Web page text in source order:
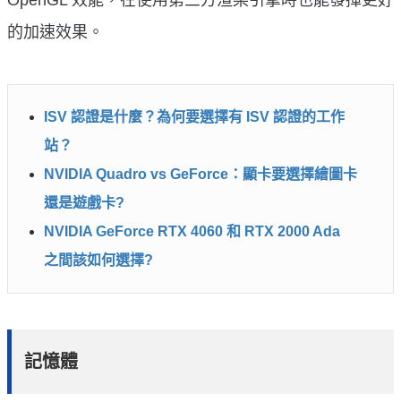
的加速效果。
ISV 認證是什麼？為何要選擇有 ISV 認證的工作
站？
NVIDIA Quadro vs GeForce：顯卡要選擇繪圖卡
還是遊戲卡?
NVIDIA GeForce RTX 4060 和 RTX 2000 Ada
之間該如何選擇?
記憶體